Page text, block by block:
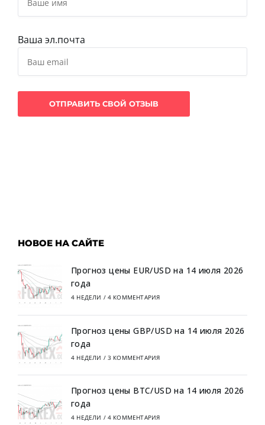
Ваша эл.почта
НОВОЕ НА САЙТЕ
Прогноз цены EUR/USD на 14 июля 2026
года
4 НЕДЕЛИ / 4 КОММЕНТАРИЯ
Прогноз цены GBP/USD на 14 июля 2026
года
4 НЕДЕЛИ / 3 КОММЕНТАРИЯ
Прогноз цены BTC/USD на 14 июля 2026
года
4 НЕДЕЛИ / 4 КОММЕНТАРИЯ